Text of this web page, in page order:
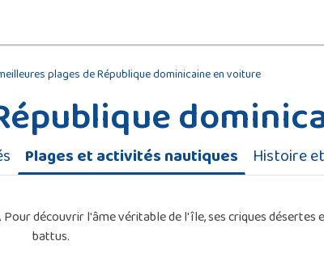
plages de République dominicaine en voiture
Plages et activités nautiques Histoire
découvrir l'âme véritable de l'île, ses criques
battus.